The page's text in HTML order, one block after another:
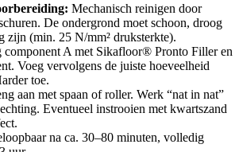
Mechanisch reinigen door
De ondergrond moet schoon, droog
zijn (min. 25 N/mm² druksterkte).
component A met Sikafloor® Pronto Filler en
Voeg vervolgens de juiste hoeveelheid
toe.
aan met spaan of roller. Werk “nat in nat”
Eventueel instrooien met kwartszand
na ca. 30–80 minuten, volledig